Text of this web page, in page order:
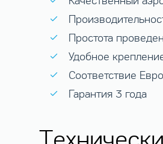
Простота
Удобное
Соответствие
Гарантия 3 года